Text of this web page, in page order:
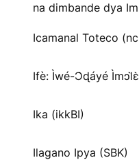
na dimbande dya
Icamanal Toteco
Ifè: Ìwé-Ɔ̀ɖáyé
Ika (ikkBI)
Ilagano Ipya (SBK)